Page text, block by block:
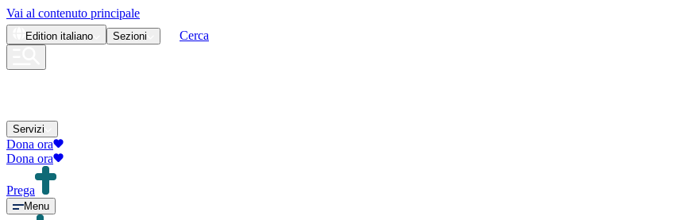
Vai al contenuto principale
Edition italiano Sezioni Cerca
Servizi
Dona ora
Dona ora
Prega
Menu